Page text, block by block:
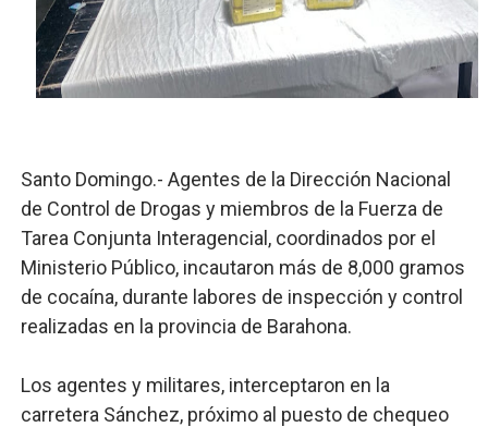
Candidato a presidente del Colegio de Notarios hace
Digecac realizará Primer Festival de Plantas 2026
Lee Ballester a los que se forman como agentes
Operativo Interinstitucional “Compromiso Ambiental
Trabajadores de la prensa y Obispado de la Provincia
Santo Domingo.- Agentes de la Dirección Nacional
de Control de Drogas y miembros de la Fuerza de
Tarea Conjunta Interagencial, coordinados por el
Ministerio Público, incautaron más de 8,000 gramos
de cocaína, durante labores de inspección y control
realizadas en la provincia de Barahona.
Los agentes y militares, interceptaron en la
carretera Sánchez, próximo al puesto de chequeo